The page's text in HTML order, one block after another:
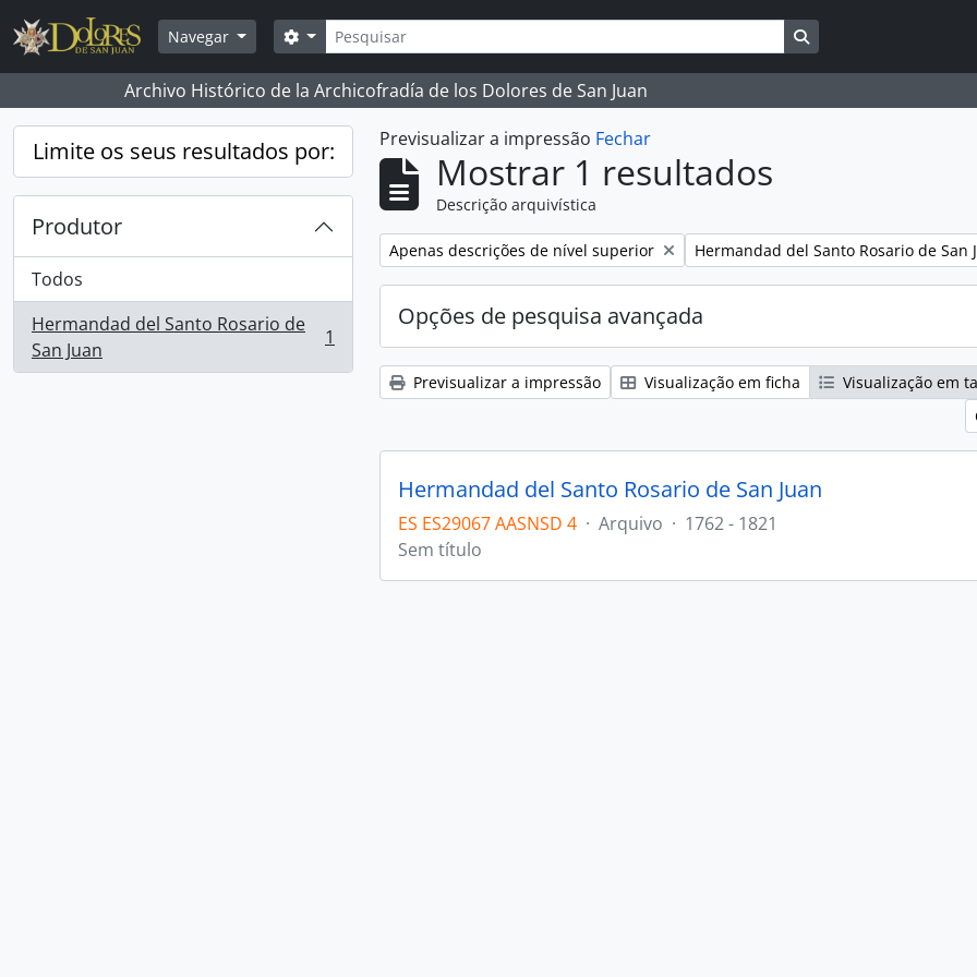
Skip to main content
Navegar
Pesquisar
Opções de busca Busque na página de
Archivo Histórico de la Archicofradía de los Dolores de San Juan
Limite os seus resultados por:
Produtor
Todos
Hermandad del Santo Rosario de
San Juan
, 1 resultados 1
Previsualizar a impressão Fechar
Mostrar 1 resultados
Descrição arquivística
Remover filtro:
Apenas descrições de nível superior Remover filtro:
Hermandad del Santo Rosario de San
Opções de pesquisa avançada
Previsualizar a impressão Visualização em ficha
Visualização em
Hermandad del Santo Rosario de San Juan
ES ES29067 AASNSD 4 · Arquivo · 1762 - 1821
Sem título